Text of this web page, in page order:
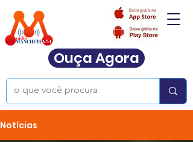
Ouça Agora
Notícias